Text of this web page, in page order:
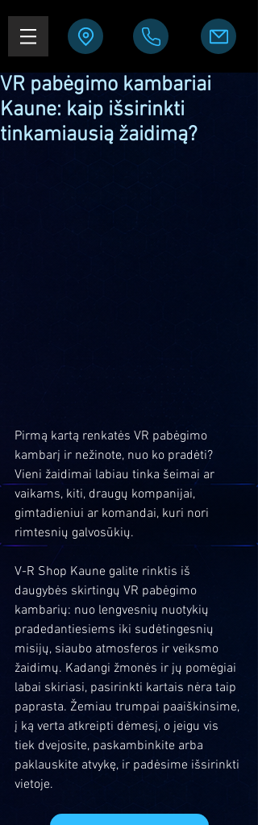
VR pabėgimo kambariai
Kaune: kaip išsirinkti
tinkamiausią žaidimą?
Pirmą kartą renkatės VR pabėgimo
kambarį ir nežinote, nuo ko pradėti?
Vieni žaidimai labiau tinka šeimai ar
vaikams, kiti, draugų kompanijai,
gimtadieniui ar komandai, kuri nori
rimtesnių galvosūkių.
V-R Shop Kaune galite rinktis iš
daugybės skirtingų VR pabėgimo
kambarių: nuo lengvesnių nuotykių
pradedantiesiems iki sudėtingesnių
misijų, siaubo atmosferos ir veiksmo
žaidimų. Kadangi žmonės ir jų pomėgiai
labai skiriasi, pasirinkti kartais nėra taip
paprasta. Žemiau trumpai paaiškinsime,
į ką verta atkreipti dėmesį, o jeigu vis
tiek dvejosite, paskambinkite arba
paklauskite atvykę, ir padėsime išsirinkti
vietoje.